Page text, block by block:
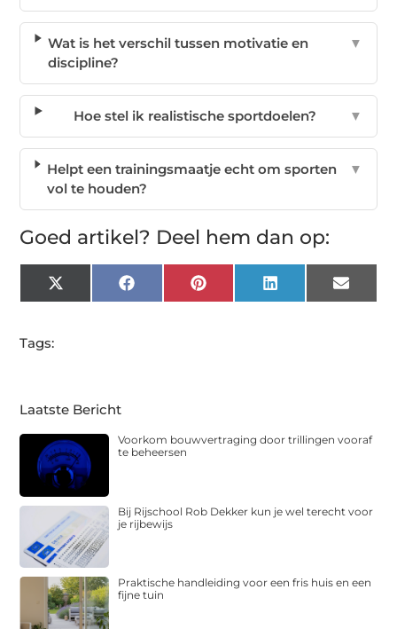
Wat is het verschil tussen motivatie en
discipline?
▼
Hoe stel ik realistische sportdoelen? ▼
Helpt een trainingsmaatje echt om sporten
vol te houden?
▼
Goed artikel? Deel hem dan op:
X
(Twitter)
FacebookPinterest LinkedIn Email
Tags:
Laatste Bericht
Voorkom bouwvertraging door trillingen vooraf
te beheersen
Bij Rijschool Rob Dekker kun je wel terecht voor
je rijbewijs
Praktische handleiding voor een fris huis en een
fijne tuin